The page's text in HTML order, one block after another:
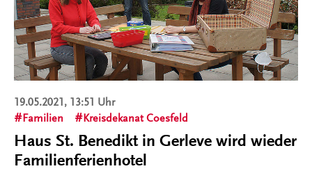
19.05.2021, 13:51 Uhr
Familien
Kreisdekanat Coesfeld
Haus St. Benedikt in Gerleve wird wieder
Familienferienhotel